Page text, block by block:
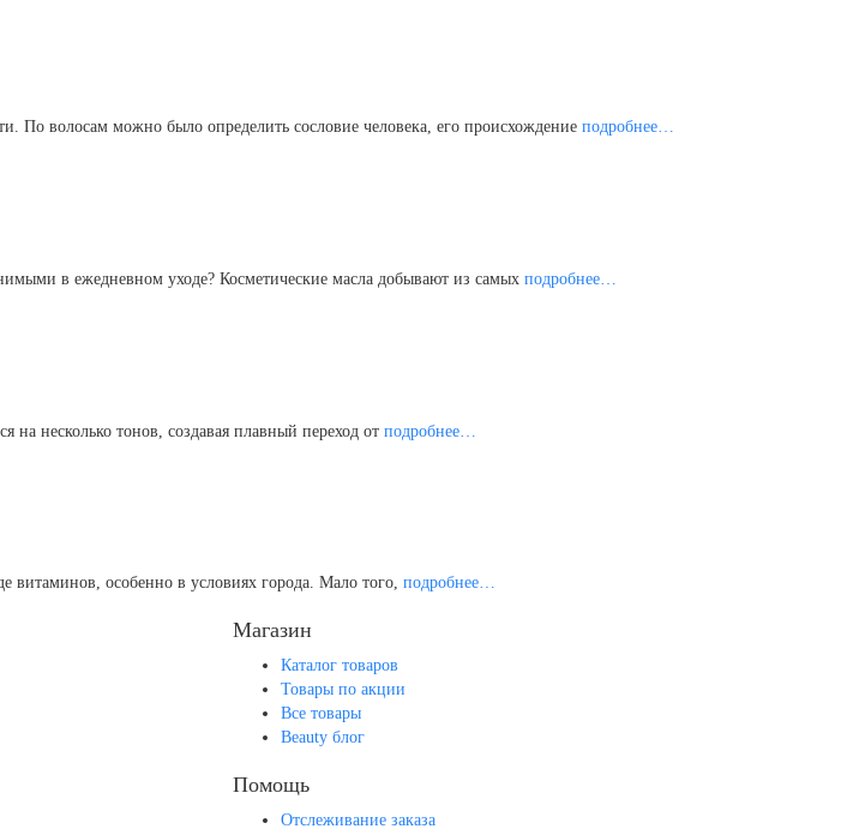
По волосам можно было определить сословие человека, его происхождение подробнее…
в ежедневном уходе? Косметические масла добывают из самых подробнее…
несколько тонов, создавая плавный переход от подробнее…
витаминов, особенно в условиях города. Мало того, подробнее…
Магазин
Каталог товаров
Товары по акции
Все товары
Beauty блог
Помощь
Отслеживание заказа